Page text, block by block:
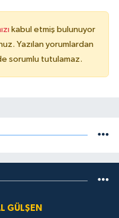
kabul etmiş bulunuyor
Yazılan yorumlardan
sorumlu tutulamaz.
GÜLŞEN